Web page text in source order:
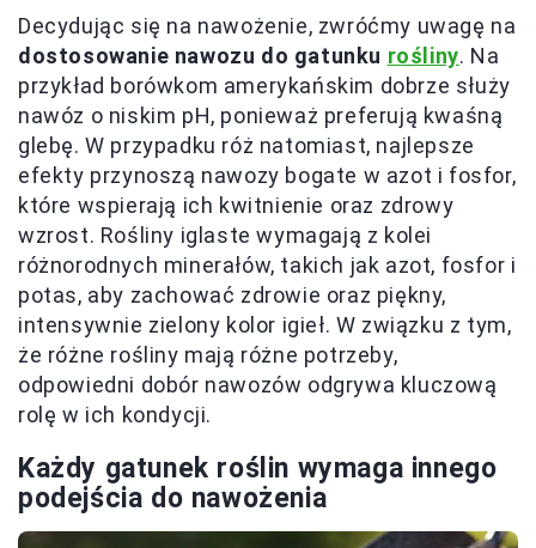
Decydując się na nawożenie, zwróćmy uwagę na
dostosowanie nawozu do gatunku rośliny. Na
przykład borówkom amerykańskim dobrze służy
nawóz o niskim pH, ponieważ preferują kwaśną
glebę. W przypadku róż natomiast, najlepsze
efekty przynoszą nawozy bogate w azot i fosfor,
które wspierają ich kwitnienie oraz zdrowy
wzrost. Rośliny iglaste wymagają z kolei
różnorodnych minerałów, takich jak azot, fosfor i
potas, aby zachować zdrowie oraz piękny,
intensywnie zielony kolor igieł. W związku z tym,
że różne rośliny mają różne potrzeby,
odpowiedni dobór nawozów odgrywa kluczową
rolę w ich kondycji.
Każdy gatunek roślin wymaga innego
podejścia do nawożenia